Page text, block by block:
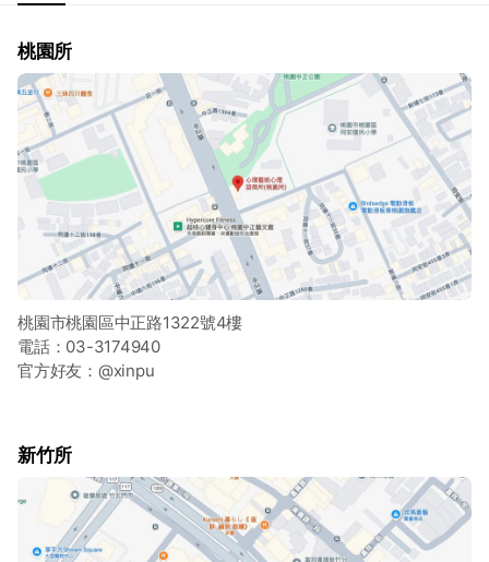
桃園所
桃園市桃園區中正路1322號4樓
電話：03-3174940
官方好友：@xinpu
新竹所